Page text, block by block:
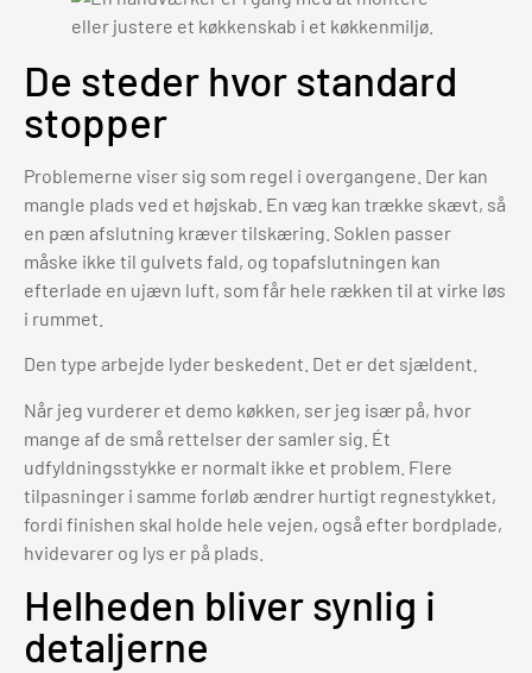
De steder hvor standard
stopper
Problemerne viser sig som regel i overgangene. Der kan
mangle plads ved et højskab. En væg kan trække skævt, så
en pæn afslutning kræver tilskæring. Soklen passer
måske ikke til gulvets fald, og topafslutningen kan
efterlade en ujævn luft, som får hele rækken til at virke løs
i rummet.
Den type arbejde lyder beskedent. Det er det sjældent.
Når jeg vurderer et demo køkken, ser jeg især på, hvor
mange af de små rettelser der samler sig. Ét
udfyldningsstykke er normalt ikke et problem. Flere
tilpasninger i samme forløb ændrer hurtigt regnestykket,
fordi finishen skal holde hele vejen, også efter bordplade,
hvidevarer og lys er på plads.
Helheden bliver synlig i
detaljerne